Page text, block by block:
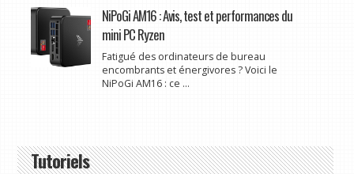
NiPoGi AM16 : Avis, test et performances du
mini PC Ryzen
Fatigué des ordinateurs de bureau
encombrants et énergivores ? Voici le
NiPoGi AM16 : ce ...
Tutoriels